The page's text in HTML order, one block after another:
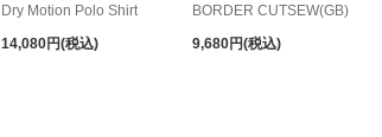
Dry Motion Polo Shirt
14,080円(税込)
BORDER CUTSEW(GB)
9,680円(税込)